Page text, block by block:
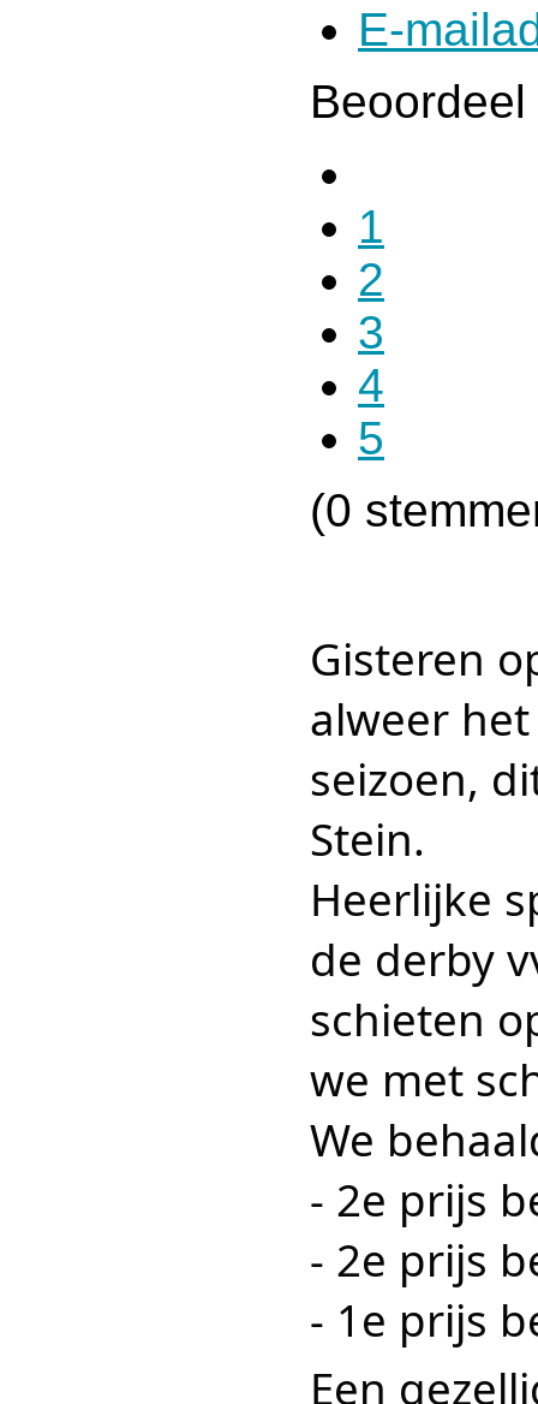
E-
1
2
3
4
5
(0
Gisteren
alweer
seizoen,
Stein.
Heerlijke
de derby
schieten
we met
We
- 2e prijs
- 2e prijs
- 1e prijs
Een